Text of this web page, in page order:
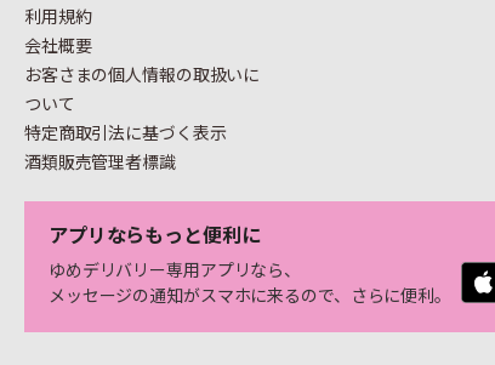
利用規約
会社概要
お客さまの個人情報の取扱いに
ついて
特定商取引法に基づく表示
酒類販売管理者標識
アプリならもっと便利に
ゆめデリバリー専用アプリなら、
メッセージの通知がスマホに来るので、さらに便利。